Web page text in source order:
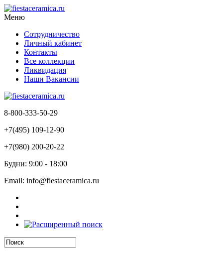
Меню
Сотрудничество
Личный кабинет
Контакты
Все коллекции
Ликвидация
Наши Вакансии
8-800-333-50-29
+7(495) 109-12-90
+7(980) 200-20-22
Будни: 9:00 - 18:00
Email: info@fiestaceramica.ru